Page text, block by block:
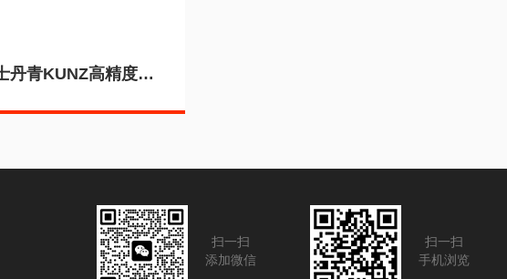
FL-800瑞士丹青KUNZ高精度直线度检测仪
扫一扫
添加微信
扫一扫
手机浏览